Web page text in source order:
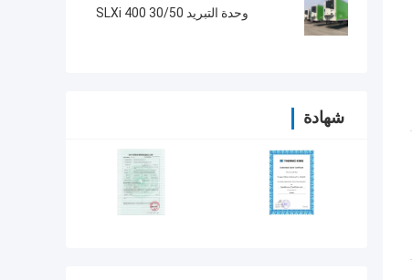
وحدة التبريد SLXi 400 30/50
شهادة